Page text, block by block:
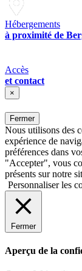
Hébergements
à proximité de
Accès
et contact
×
Fermer
Nous utilisons des
expérience de
préférences dans
"Accepter", vous
présents sur notre
Personnaliser les
Fermer
Aperçu de la